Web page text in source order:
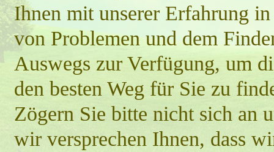
Ihnen mit unserer Erfahrung
von Problemen und dem
Auswegs zur Verfügung, um
den besten Weg für Sie zu
Zögern Sie bitte nicht sich an
wir versprechen Ihnen, dass